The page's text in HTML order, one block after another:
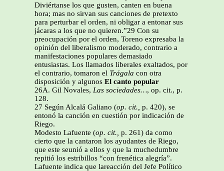
Diviértanse los que gusten, canten en buena
hora; mas no sirvan sus canciones de pretexto
para perturbar el orden, ni obligar a entonar sus
jácaras a los que no quieren.”29 Con su
preocupación por el orden, Toreno expresaba la
opinión del liberalismo moderado, contrario a
manifestaciones populares demasiado
entusiastas. Los llamados liberales exaltados, por
el contrario, tomaron el Trágala con otra
disposición y algunos El canto popular
26A. Gil Novales, Las sociedades…, op. cit., p.
128.
27 Según Alcalá Galiano (op. cit., p. 420), se
entonó la canción en cuestión por indicación de
Riego.
Modesto Lafuente (op. cit., p. 261) da como
cierto que la cantaron los ayudantes de Riego,
que este seunió a ellos y que la muchedumbre
repitió los estribillos “con frenética alegría”.
Lafuente indica que lareacción del Jefe Político